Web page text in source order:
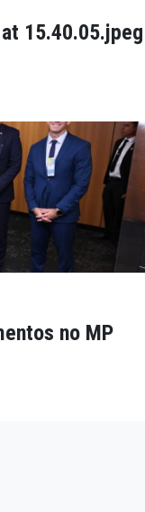
15.40.05.jpeg
no MP